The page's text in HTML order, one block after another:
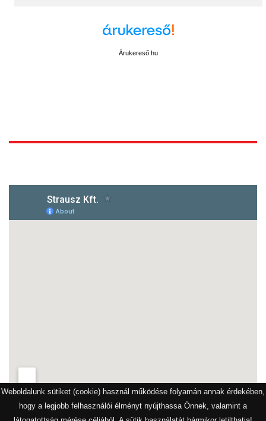
Weboldalunk sütiket (cookie) használ működése folyamán annak érdekében,
hogy a legjobb felhasználói élményt nyújthassa Önnek, valamint a
Árukereső.hu